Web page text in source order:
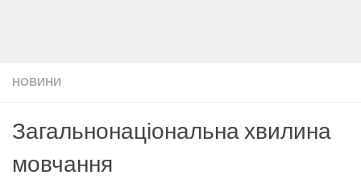
НОВИНИ
Загальнонаціональна хвилина
мовчання